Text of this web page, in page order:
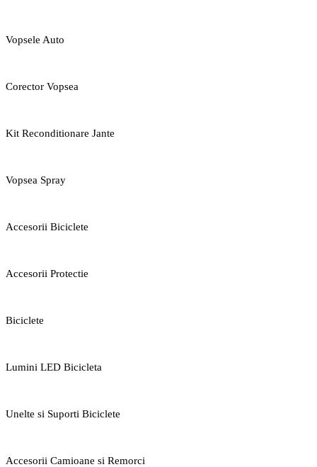
Vopsele Auto
Corector Vopsea
Kit Reconditionare Jante
Vopsea Spray
Accesorii Biciclete
Accesorii Protectie
Biciclete
Lumini LED Bicicleta
Unelte si Suporti Biciclete
Accesorii Camioane si Remorci